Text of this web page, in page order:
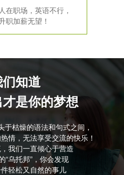
人在职场，英语不行，
职加薪无望！
知道
是你的梦想
于枯燥的语法和句式之间，
情，无法享受交流的快乐！
我们一直倾心于营造
“乌托邦”，你会发现
轻松又自然的事儿